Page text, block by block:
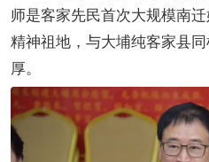
师是客家先民首次大规模南
精神祖地，与大埔纯客家县
厚。